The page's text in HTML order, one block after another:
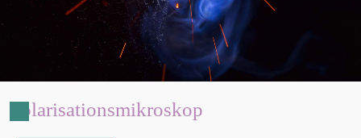
Polarisationsmikroskop